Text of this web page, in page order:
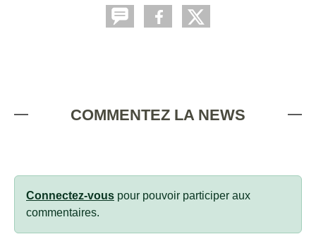
COMMENTEZ LA NEWS
Connectez-vous pour pouvoir participer aux
commentaires.